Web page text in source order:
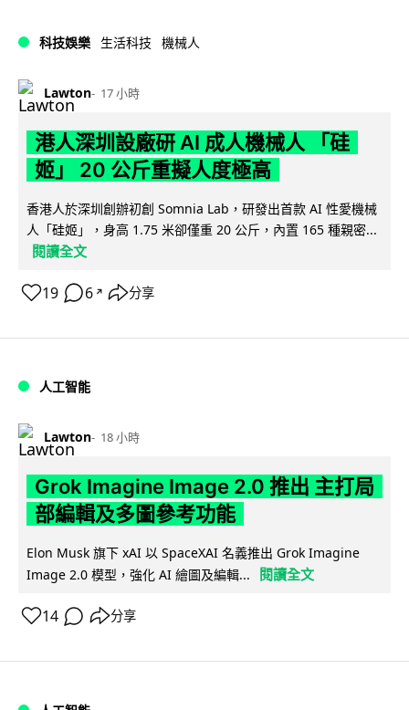
科技娛樂 生活科技 機械人
Lawton 17 小時
港人深圳設廠研 AI 成人機械人 「硅
姬」 20 公斤重擬人度極高
香港人於深圳創辦初創 Somnia Lab，研發出首款 AI 性愛機械
人「硅姬」，身高 1.75 米卻僅重 20 公斤，內置 165 種親密...
閱讀全文
19 6 ↗ 分享
人工智能
Lawton 18 小時
Grok Imagine Image 2.0 推出 主打局
部編輯及多圖參考功能
Elon Musk 旗下 xAI 以 SpaceXAI 名義推出 Grok Imagine
Image 2.0 模型，強化 AI 繪圖及編輯...
閱讀全文
14 分享